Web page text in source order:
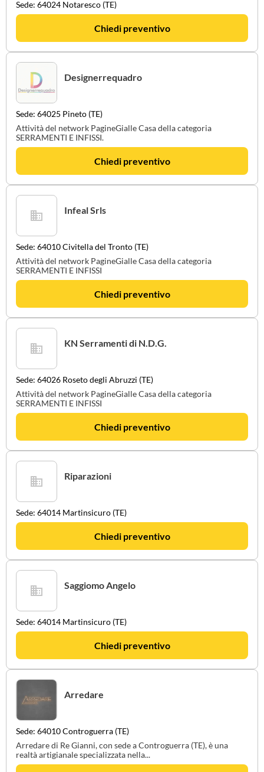
Sede: 64024 Notaresco (TE)
Chiedi preventivo
Designerrequadro
Sede: 64025 Pineto (TE)
Attività del network PagineGialle Casa della categoria
SERRAMENTI E INFISSI.
Chiedi preventivo
Infeal Srls
Sede: 64010 Civitella del Tronto (TE)
Attività del network PagineGialle Casa della categoria
SERRAMENTI E INFISSI
Chiedi preventivo
KN Serramenti di N.D.G.
Sede: 64026 Roseto degli Abruzzi (TE)
Attività del network PagineGialle Casa della categoria
SERRAMENTI E INFISSI
Chiedi preventivo
Riparazioni
Sede: 64014 Martinsicuro (TE)
Chiedi preventivo
Saggiomo Angelo
Sede: 64014 Martinsicuro (TE)
Chiedi preventivo
Arredare
Sede: 64010 Controguerra (TE)
Arredare di Re Gianni, con sede a Controguerra (TE), è una
realtà artigianale specializzata nella...